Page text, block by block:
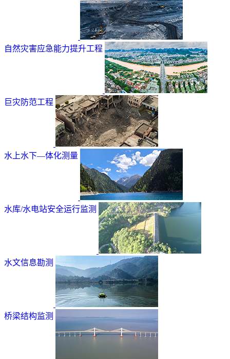
自然灾害应急能力提升工程
巨灾防范工程
水上水下—体化测量
水库/水电站安全运行监测
水文信息勘测
桥梁结构监测